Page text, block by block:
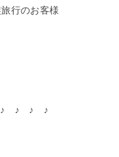
行のお客様
♪ ♪ ♪